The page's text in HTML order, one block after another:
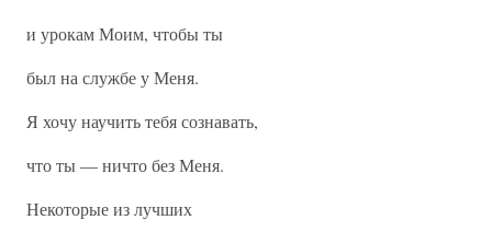
и урокам Моим, чтобы ты
был на службе у Меня.
Я хочу научить тебя сознавать,
что ты — ничто без Меня.
Некоторые из лучших